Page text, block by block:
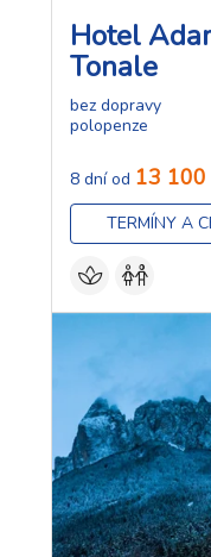
Hotel
Tonale
bez dopravy
polopenze
8 dní od 13 100
TERMÍNY A